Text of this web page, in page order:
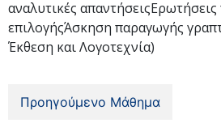
αναλυτικές
επιλογήςΆσκηση παραγωγής
Έκθεση και Λογοτεχνία)
Προηγούμενο Μάθημα